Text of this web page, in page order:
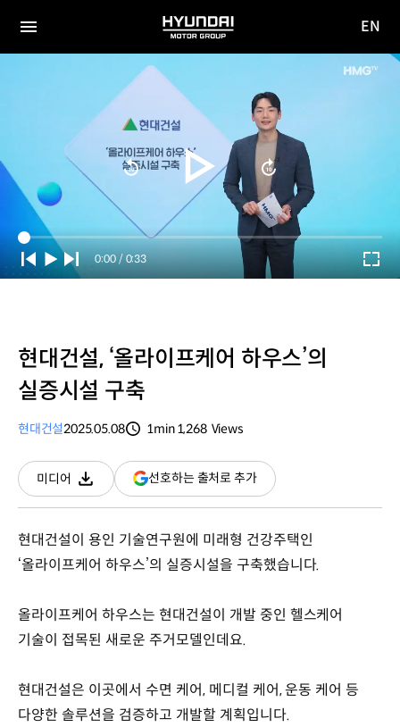
전체
HYUNDAI
MOTOR
GROUP
사이
EN
Current
Time
0:00 / Duration
0:33
현대건설, ‘올라이프케어 하우스’의
실증시설 구축
현대건설2025.05.08
1min1,268 Views
미디어
다운로드
선호하는 출처로 추가(새
창
현대건설이 용인 기술연구원에 미래형 건강주택인
‘올라이프케어 하우스’의 실증시설을 구축했습니다.
올라이프케어 하우스는 현대건설이 개발 중인 헬스케어
기술이 접목된 새로운 주거모델인데요.
현대건설은 이곳에서 수면 케어, 메디컬 케어, 운동 케어 등
다양한 솔루션을 검증하고 개발할 계획입니다.